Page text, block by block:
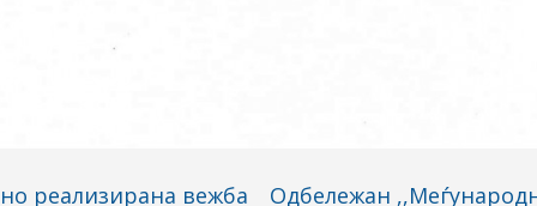
реализирана вежба
Одбележан